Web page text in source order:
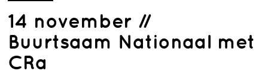
14 november //
Buurtsaam Nationaal met
CRa